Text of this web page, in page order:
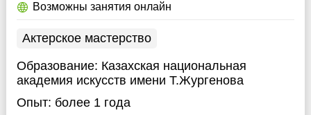
Возможны занятия онлайн
Актерское мастерство
Образование: Казахская национальная
академия искусств имени Т.Жургенова
Опыт: более 1 года